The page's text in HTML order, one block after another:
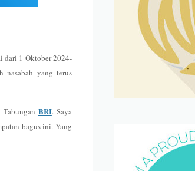
dari 1 Oktober 2024-
nasabah yang terus
BRI. Saya
bagus ini. Yang